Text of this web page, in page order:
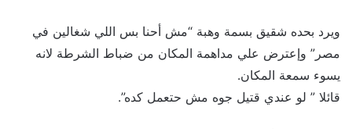
ويرد بحده شقيق بسمة وهبة “مش أحنا بس اللي شغالين في
مصر” وإعترض علي مداهمة المكان من ضباط الشرطة لانه
يسوء سمعة المكان.
قائلا ” لو عندي قتيل جوه مش حتعمل كده”.